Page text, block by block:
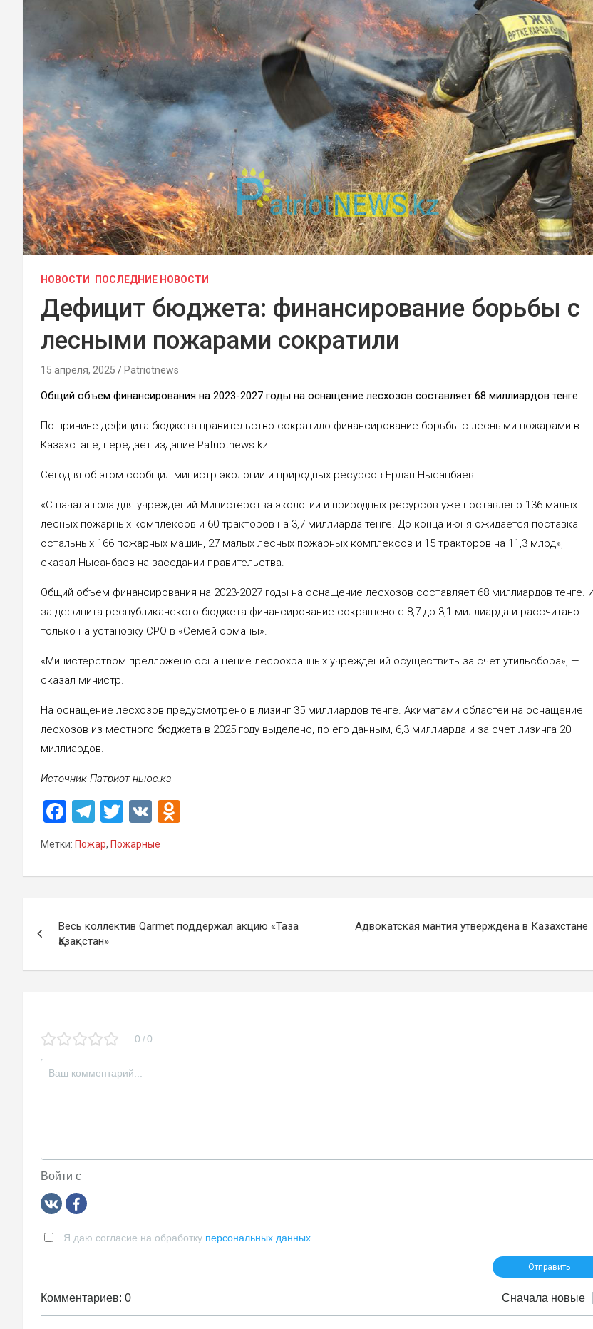
НОВОСТИ ПОСЛЕДНИЕ НОВОСТИ
Дефицит бюджета: финансирование борьбы с
лесными пожарами сократили
15 апреля, 2025 Patriotnews
Общий объем финансирования на 2023-2027 годы на оснащение лесхозов составляет 68 миллиардов тенге.
По причине дефицита бюджета правительство сократило финансирование борьбы с лесными пожарами в
Казахстане, передает издание Patriotnews.kz
Сегодня об этом сообщил министр экологии и природных ресурсов Ерлан Нысанбаев.
«С начала года для учреждений Министерства экологии и природных ресурсов уже поставлено 136 малых
лесных пожарных комплексов и 60 тракторов на 3,7 миллиарда тенге. До конца июня ожидается поставка
остальных 166 пожарных машин, 27 малых лесных пожарных комплексов и 15 тракторов на 11,3 млрд», —
сказал Нысанбаев на заседании правительства.
Общий объем финансирования на 2023-2027 годы на оснащение лесхозов составляет 68 миллиардов тенге.
за дефицита республиканского бюджета финансирование сокращено с 8,7 до 3,1 миллиарда и рассчитано
только на установку СРО в «Семей орманы».
«Министерством предложено оснащение лесоохранных учреждений осуществить за счет утильсбора», —
сказал министр.
На оснащение лесхозов предусмотрено в лизинг 35 миллиардов тенге. Акиматами областей на оснащение
лесхозов из местного бюджета в 2025 году выделено, по его данным, 6,3 миллиарда и за счет лизинга 20
миллиардов.
Источник Патриот ньюс.кз
F
a
ce
b
o
k
T
el
e
gr
m
T
tt
er
V
o
a
ni
Метки: Пожар, Пожарные
по
записям
Весь коллектив Qarmet поддержал акцию «Таза
Қазақстан»
Адвокатская мантия утверждена в Казахстане
0 / 0
Войти с
Я даю согласие на обработку персональных данных
Комментариев: 0 Сначала новые